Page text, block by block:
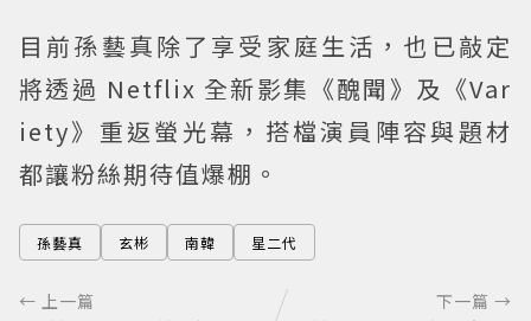
目前孫藝真除了享受家庭生活，也已敲定
將透過 Netflix 全新影集《醜聞》及《Var
iety》重返螢光幕，搭檔演員陣容與題材
都讓粉絲期待值爆棚。
孫藝真 玄彬 南韓 星二代
← 上一篇 下一篇 →